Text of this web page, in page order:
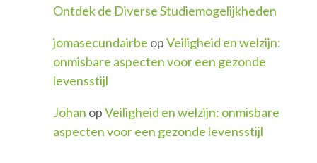
Ontdek de Diverse Studiemogelijkheden
jomasecundairbe opVeiligheid en welzijn:
onmisbare aspecten voor een gezonde
levensstijl
Johan opVeiligheid en welzijn: onmisbare
aspecten voor een gezonde levensstijl